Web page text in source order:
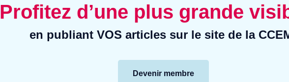
Profitez d’une plus grande
en publiant VOS articles sur le site de la
Devenir membre